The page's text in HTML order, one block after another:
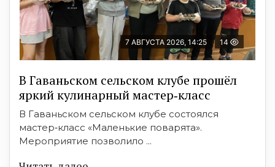
7 АВГУСТА 2026, 14:25 14
В Гаваньском сельском клубе прошёл
яркий кулинарный мастер‑класс
В Гаваньском сельском клубе состоялся
мастер‑класс «Маленькие поварята».
Мероприятие позволило ...